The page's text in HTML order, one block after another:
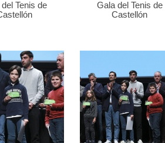
Tenis de
Gala del Tenis de
Castellón